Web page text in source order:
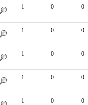
1 0 0
1 0 0
1 0 0
1 0 0
1 0 0